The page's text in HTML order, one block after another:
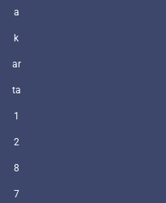
a
k
ar
ta
1
2
8
7